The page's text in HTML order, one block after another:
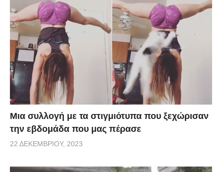
Μια συλλογή με τα στιγμιότυπα που ξεχώρισαν
την εβδομάδα που μας πέρασε
22 ΔΕΚΕΜΒΡΊΟΥ, 2023